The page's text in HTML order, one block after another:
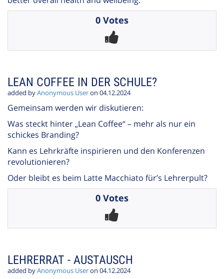
0 Votes
LEAN COFFEE IN DER SCHULE?
added byAnonymous Useron 04.12.2024
Gemeinsam werden wir diskutieren:
Was steckt hinter „Lean Coffee“ – mehr als nur ein
schickes Branding?
Kann es Lehrkräfte inspirieren und den Konferenzen
revolutionieren?
Oder bleibt es beim Latte Macchiato für’s Lehrerpult?
0 Votes
LEHRERRAT - AUSTAUSCH
added byAnonymous Useron 04.12.2024